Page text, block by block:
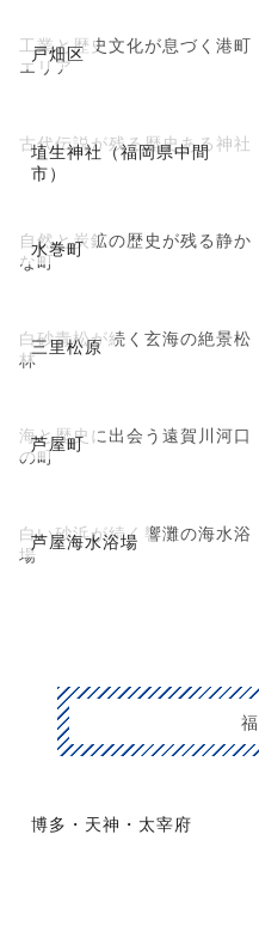
戸畑区
工業と歴史文化が息づく港町
エリア
埴生神社（福岡県中間
市）
古代伝説が残る歴史ある神社
水巻町
自然と炭鉱の歴史が残る静か
な町
三里松原
白砂青松が続く玄海の絶景松
林
芦屋町
海と歴史に出会う遠賀川河口
の町
芦屋海水浴場
白い砂浜が続く響灘の海水浴
場
博多・天神・太宰府